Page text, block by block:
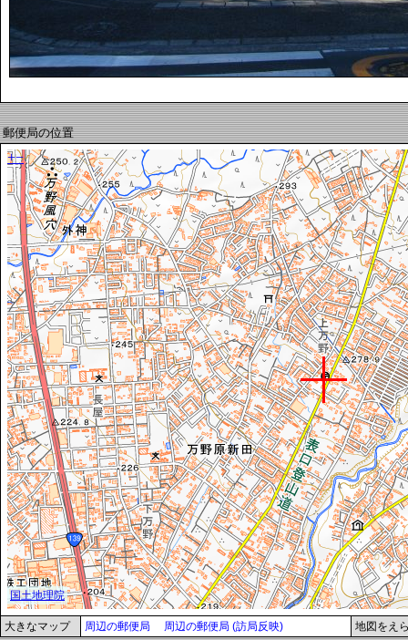
郵便局の位置
大きなマップ 周辺の郵便局 周辺の郵便局 (訪局反映) 地図をえ